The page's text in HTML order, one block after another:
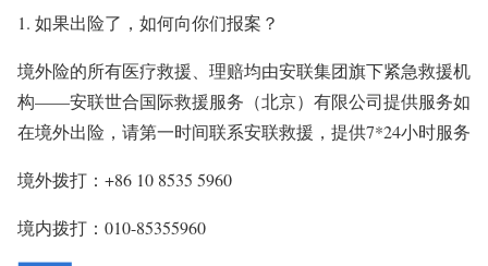
1. 如果出险了，如何向你们报案？
境外险的所有医疗救援、理赔均由安联集团旗下紧急救援机
构——安联世合国际救援服务（北京）有限公司提供服务如
在境外出险，请第一时间联系安联救援，提供7*24小时服务
境外拨打：+86 10 8535 5960
境内拨打：010-85355960